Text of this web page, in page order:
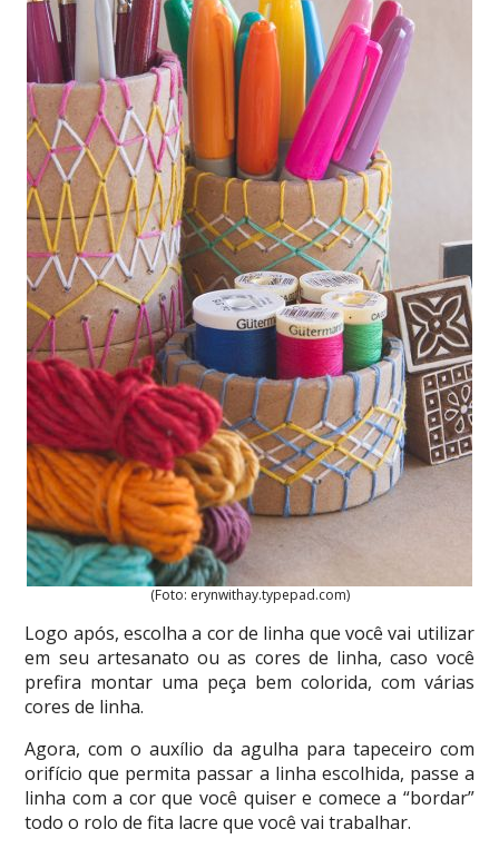
(Foto: erynwithay.typepad.com)
Logo após, escolha a cor de linha que você vai utilizar
em seu artesanato ou as cores de linha, caso você
prefira montar uma peça bem colorida, com várias
cores de linha.
Agora, com o auxílio da agulha para tapeceiro com
orifício que permita passar a linha escolhida, passe a
linha com a cor que você quiser e comece a “bordar”
todo o rolo de fita lacre que você vai trabalhar.